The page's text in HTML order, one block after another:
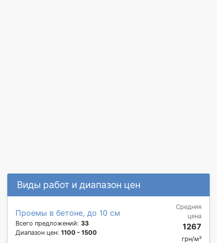
Виды работ и диапазон цен
Проемы в бетоне, до 10 см
Всего предложений: 33
Диапазон цен: 1100 - 1500
Средняя
цена
1267
грн/м²